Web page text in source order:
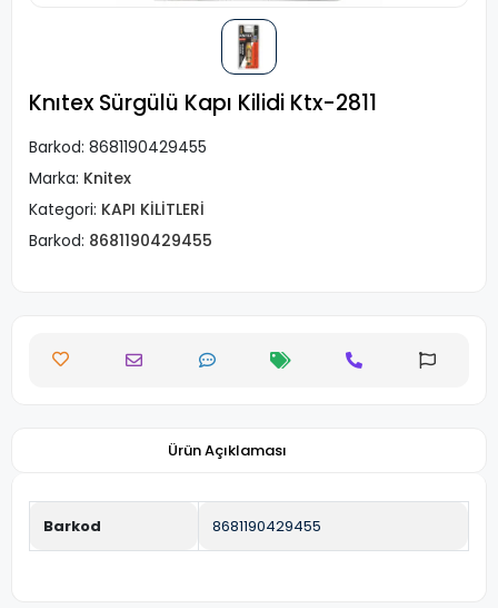
Knıtex Sürgülü Kapı Kilidi Ktx-2811
Barkod: 8681190429455
Marka: Knitex
Kategori: KAPI KİLİTLERİ
Barkod: 8681190429455
Ürün Açıklaması
Barkod 8681190429455